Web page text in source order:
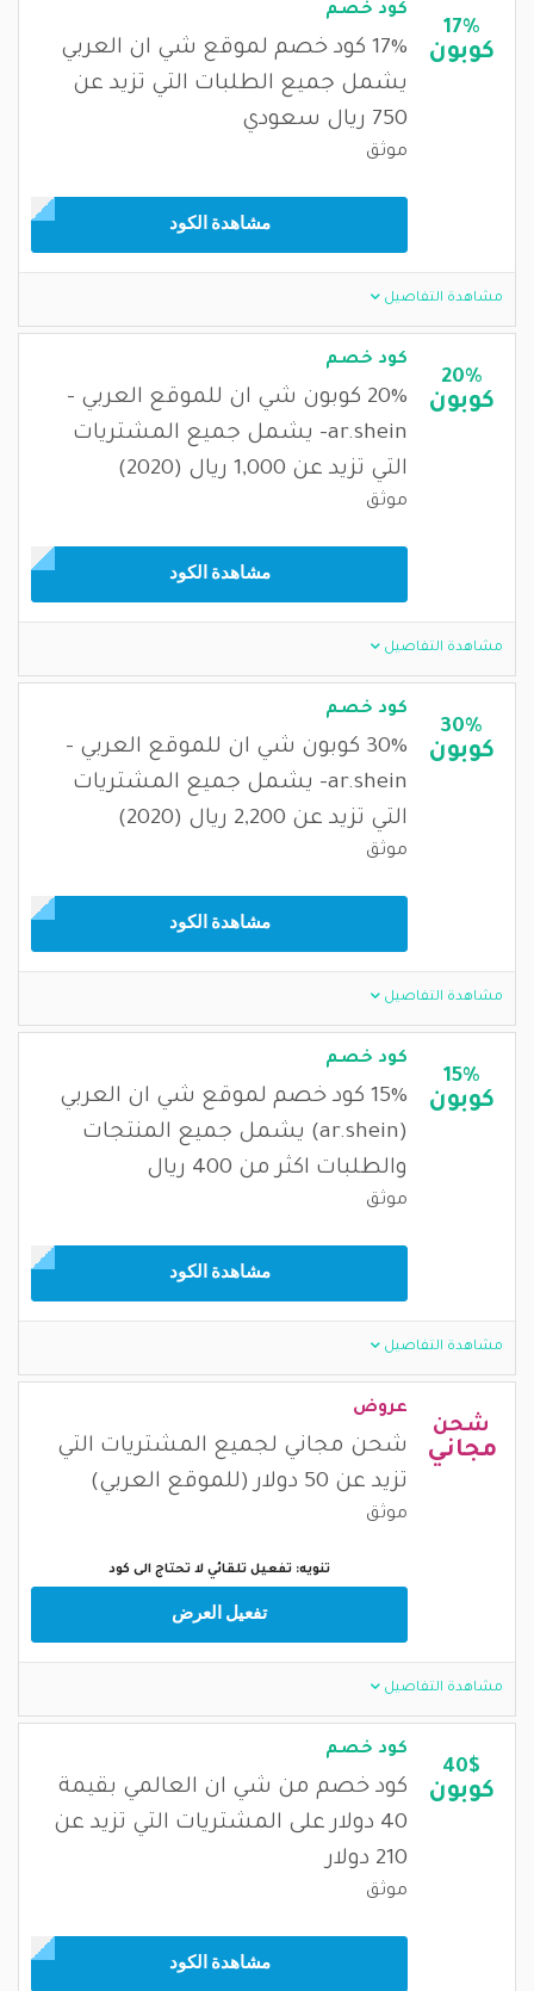
17%
كوبون
كود خصم
17% كود خصم لموقع شي ان العربي
يشمل جميع الطلبات التي تزيد عن
750 ريال سعودي
موثق
مشاهدة الكود
مشاهدة التفاصيل
20%
كوبون
كود خصم
20% كوبون شي ان للموقع العربي -
ar.shein- يشمل جميع المشتريات
التي تزيد عن 1,000 ريال (2020)
موثق
مشاهدة الكود
مشاهدة التفاصيل
30%
كوبون
كود خصم
30% كوبون شي ان للموقع العربي -
ar.shein- يشمل جميع المشتريات
التي تزيد عن 2,200 ريال (2020)
موثق
مشاهدة الكود
مشاهدة التفاصيل
15%
كوبون
كود خصم
15% كود خصم لموقع شي ان العربي
(ar.shein) يشمل جميع المنتجات
والطلبات اكثر من 400 ريال
موثق
مشاهدة الكود
مشاهدة التفاصيل
شحن
مجاني
عروض
شحن مجاني لجميع المشتريات التي
تزيد عن 50 دولار (للموقع العربي)
موثق
تنويه: تفعيل تلقائي لا تحتاج الى كود
تفعيل العرض
مشاهدة التفاصيل
40$
كوبون
كود خصم
كود خصم من شي ان العالمي بقيمة
40 دولار على المشتريات التي تزيد عن
210 دولار
موثق
مشاهدة الكود